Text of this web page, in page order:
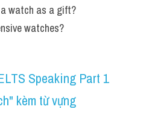
a watch as a gift?
watches?
Speaking Part 1
kèm từ vựng​